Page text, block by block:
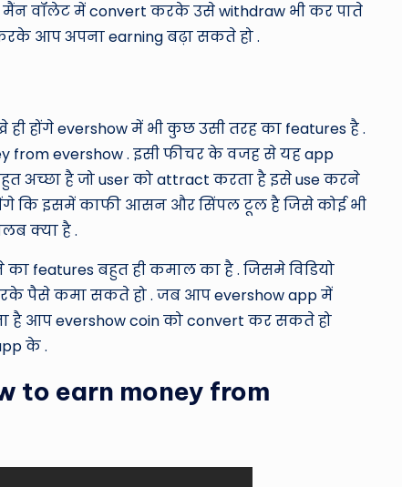
वॉलेट में convert करके उसे withdraw भी कर पाते
आप अपना earning बढ़ा सकते हो .
होंगे evershow में भी कुछ उसी तरह का features है .
evershow . इसी फीचर के वजह से यह app
अच्छा है जो user को attract करता है इसे use करने
कि इसमें काफी आसन और सिंपल टूल है जिसे कोई भी
क्या है .
features बहुत ही कमाल का है . जिसमे विडियो
पैसे कमा सकते हो . जब आप evershow app में
है आप evershow coin को convert कर सकते हो
के .
to earn money from